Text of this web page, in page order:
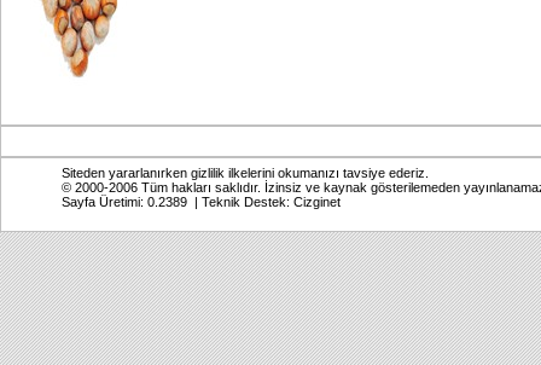
Siteden yararlanırken gizlilik ilkelerini okumanızı tavsiye ederiz.
© 2000-2006 Tüm hakları saklıdır. İzinsiz ve kaynak gösterilemeden
Sayfa Üretimi: 0.2389 | Teknik Destek: Cizginet